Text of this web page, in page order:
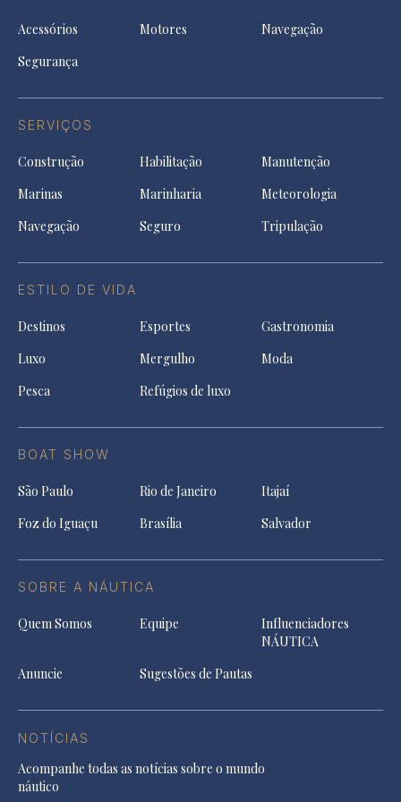
Acessórios Motores
Navegação
Segurança
SERVIÇOS
Construção Habilitação
Manutenção
Marinas
Marinharia
Meteorologia
Navegação
Seguro Tripulação
ESTILO DE VIDA
Destinos Esportes
Gastronomia
Luxo
Mergulho
Moda
Pesca
Refúgios de luxo
BOAT SHOW
São Paulo Rio de Janeiro
Itajaí
Foz do Iguaçu
Brasília Salvador
SOBRE A NÁUTICA
Quem Somos Equipe
Influenciadores
NÁUTICA
Anuncie
Sugestões de Pautas
NOTÍCIAS
Acompanhe todas as notícias sobre o mundo
náutico